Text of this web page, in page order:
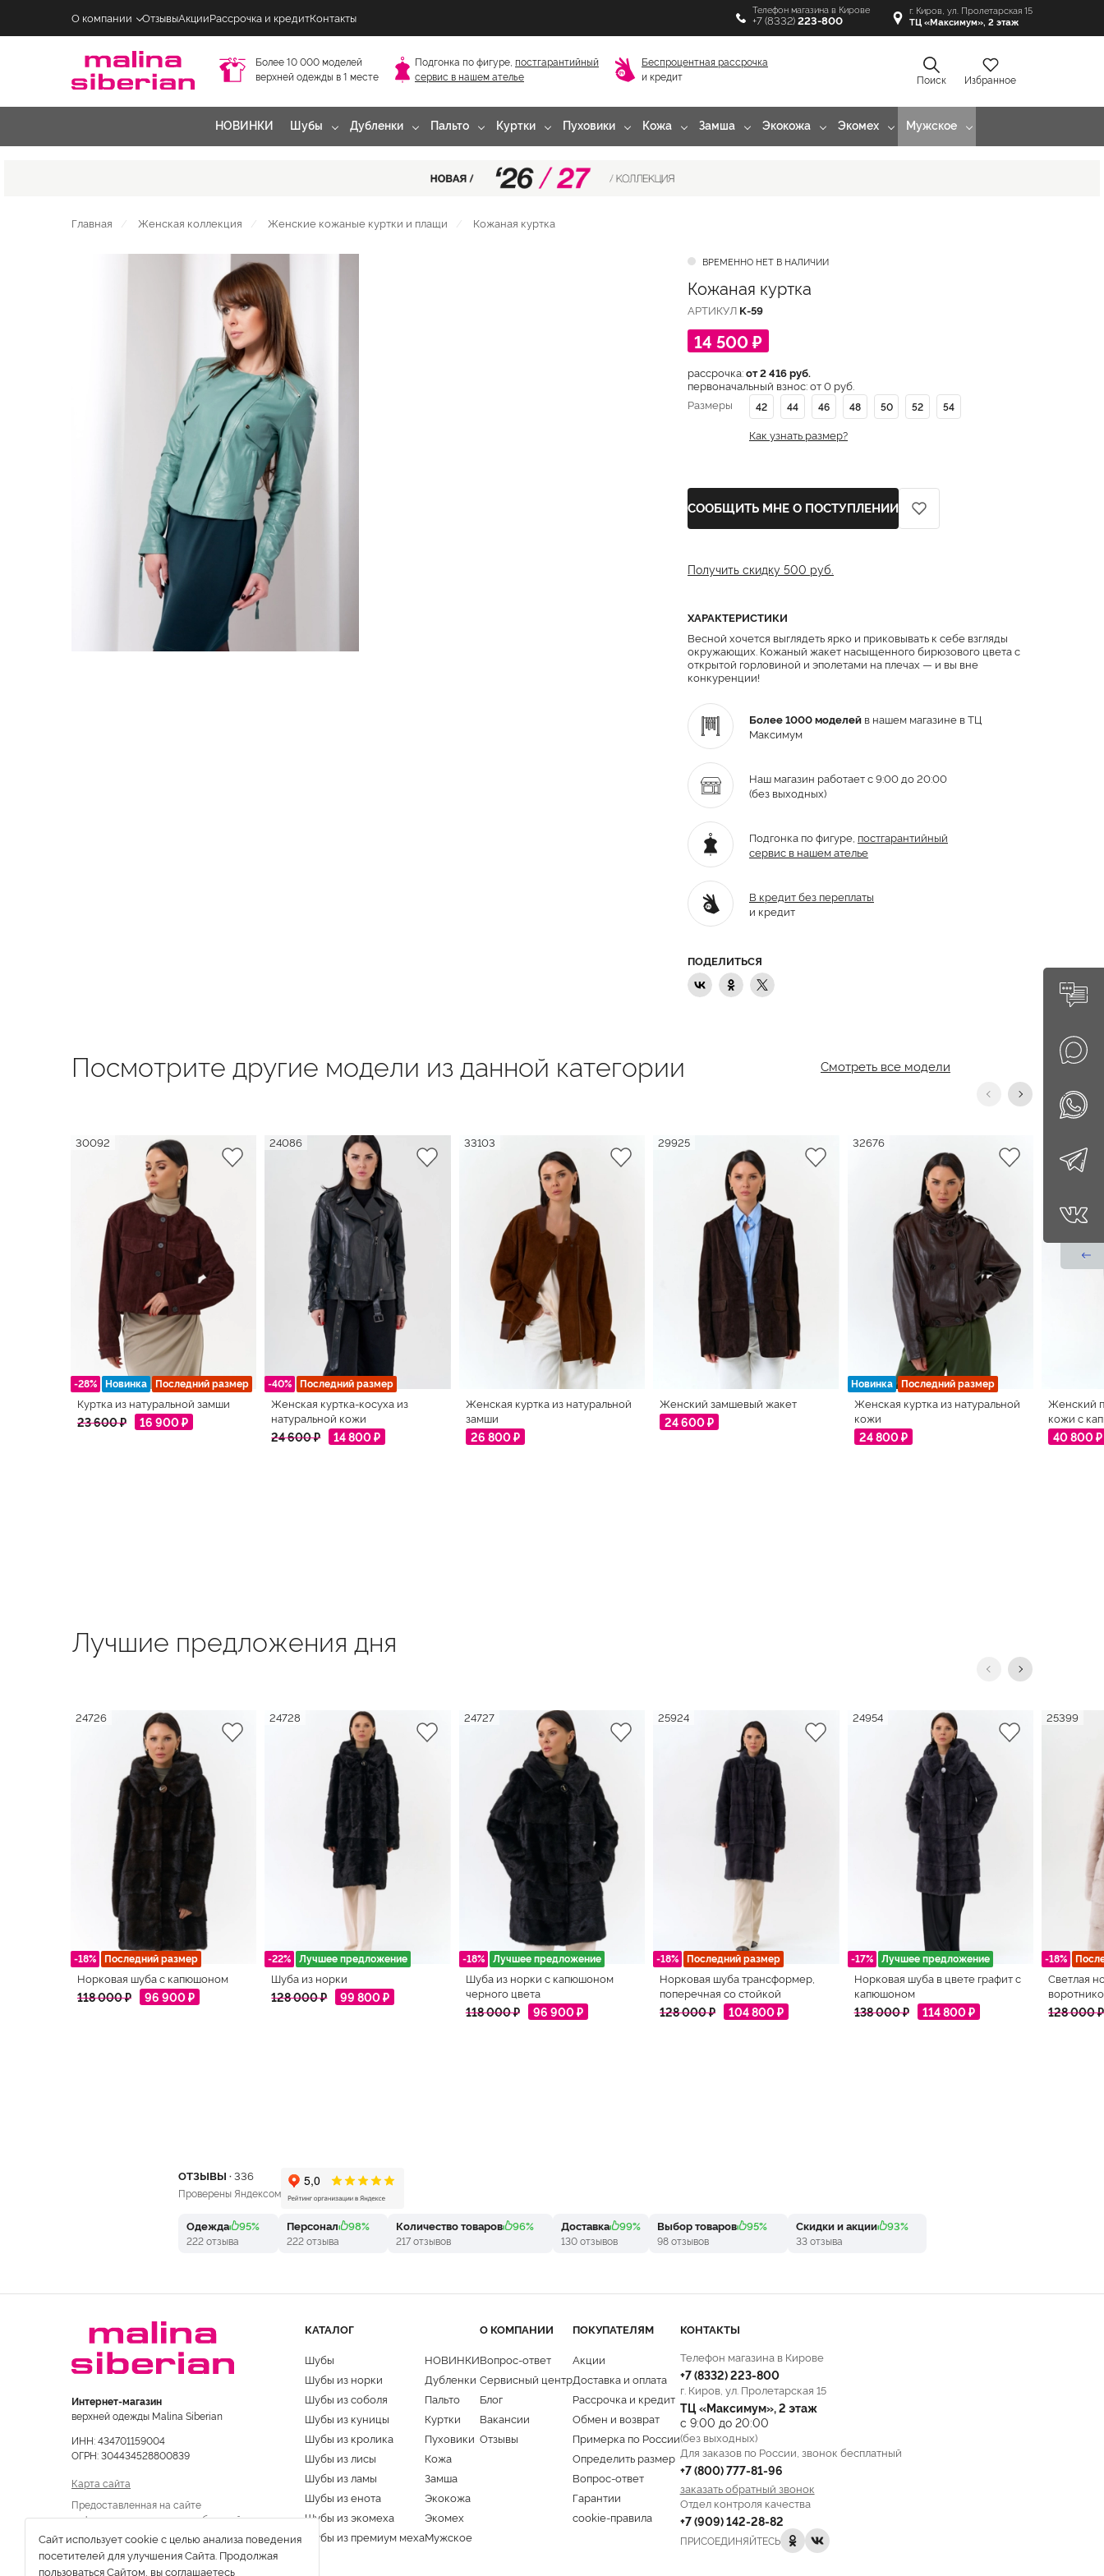
О компании ОтзывыАкцииРассрочка и кредитКонтакты
Телефон магазина в Кирове
+7 (8332) 223-800
г. Киров, ул. Пролетарская 15
ТЦ «Максимум», 2 этаж
Более 10 000 моделей
верхней одежды в 1 месте
Подгонка по фигуре, постгарантийный
сервис в нашем ателье
Беспроцентная рассрочка
и кредит
Поиск Избранное
НОВИНКИ Шубы Дубленки Пальто Куртки Пуховики Кожа Замша Экокожа Экомех Мужское
Главная Женская коллекция Женские кожаные куртки и плащи Кожаная куртка
ВРЕМЕННО НЕТ В НАЛИЧИИ
Кожаная куртка
АРТИКУЛ K-59
14 500 ₽
рассрочка:от 2 416 руб.
первоначальный взнос: от 0 руб.
Размеры
42 44 46 48 50 52 54
Как узнать размер?
СООБЩИТЬ МНЕ О ПОСТУПЛЕНИИ
Получить скидку 500 руб.
ХАРАКТЕРИСТИКИ
Весной хочется выглядеть ярко и приковывать к себе взгляды
окружающих. Кожаный жакет насыщенного бирюзового цвета с
открытой горловиной и эполетами на плечах — и вы вне
конкуренции!
Более 1000 моделей в нашем магазине в ТЦ
Максимум
Наш магазин работает с 9:00 до 20:00
(без выходных)
Подгонка по фигуре, постгарантийный
сервис в нашем ателье
В кредит без переплаты
и кредит
ПОДЕЛИТЬСЯ
Посмотрите другие модели из данной категории Смотреть все модели
-28% Новинка Последний размер
30092
Куртка из натуральной замши
23 600 ₽ 16 900 ₽
-40% Последний размер
24086
Женская куртка-косуха из
натуральной кожи
24 600 ₽ 14 800 ₽
33103
Женская куртка из натуральной
замши
26 800 ₽
29925
Женский замшевый жакет
24 600 ₽
Новинка Последний размер
32676
Женская куртка из натуральной
кожи
24 800 ₽
Женский
кожи с
40 800 ₽
Лучшие предложения дня
-18% Последний размер
24726
Норковая шуба с капюшоном
118 000 ₽ 96 900 ₽
-22% Лучшее предложение
24728
Шуба из норки
128 000 ₽ 99 800 ₽
-18% Лучшее предложение
24727
Шуба из норки с капюшоном
черного цвета
118 000 ₽ 96 900 ₽
-18% Последний размер
25924
Норковая шуба трансформер,
поперечная со стойкой
128 000 ₽ 104 800 ₽
-17% Лучшее предложение
24954
Норковая шуба в цвете графит с
капюшоном
138 000 ₽ 114 800 ₽
-18%
25399
Светлая
128 000 ₽
Сайт использует cookie с целью анализа поведения
посетителей для улучшения Сайта. Продолжая
пользоваться Сайтом, вы соглашаетесь
ОТЗЫВЫ ·336
Проверены Яндексом
Одежда 95%
222 отзыва
Персонал 98%
222 отзыва
Количество товаров 96%
217 отзывов
Доставка 99%
130 отзывов
Выбор товаров 95%
98 отзывов
Скидки и акции 93%
33 отзыва
Интернет-магазин
верхней одежды Malina Siberian
ИНН: 434701159004
ОГРН: 304434528800839
Карта сайта
Предоставленная на сайте
информация не является публичной
КАТАЛОГ
Шубы
Шубы из норки
Шубы из соболя
Шубы из куницы
Шубы из кролика
Шубы из лисы
Шубы из ламы
Шубы из енота
Шубы из экомеха
Шубы из премиум меха
НОВИНКИ
Дубленки
Пальто
Куртки
Пуховики
Кожа
Замша
Экокожа
Экомех
Мужское
О КОМПАНИИ
Вопрос-ответ
Сервисный центр
Блог
Вакансии
Отзывы
ПОКУПАТЕЛЯМ
Акции
Доставка и оплата
Рассрочка и кредит
Обмен и возврат
Примерка по России
Определить размер
Вопрос-ответ
Гарантии
cookie-правила
КОНТАКТЫ
Телефон магазина в Кирове
+7 (8332)223-800
г. Киров, ул. Пролетарская 15
ТЦ «Максимум», 2 этаж
с 9:00 до 20:00
(без выходных)
Для заказов по России, звонок бесплатный
+7 (800) 777-81-96
заказать обратный звонок
Отдел контроля качества
+7 (909) 142-28-82
ПРИСОЕДИНЯЙТЕСЬ